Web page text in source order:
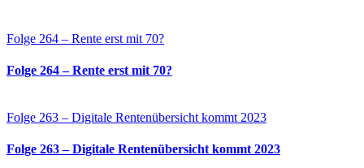
Folge 264 – Rente erst mit 70?
Folge 264 – Rente erst mit 70?
Folge 263 – Digitale Rentenübersicht kommt 2023
Folge 263 – Digitale Rentenübersicht kommt 2023